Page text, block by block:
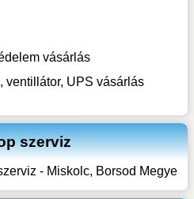
vásárlás
ventillátor, UPS vásárlás
szerviz
- Miskolc, Borsod Megye